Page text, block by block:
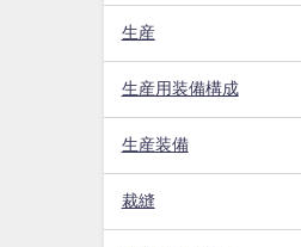
生産
生産用装備構成
生産装備
裁縫